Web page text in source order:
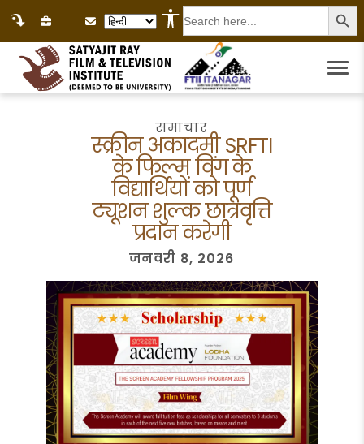
Language Selection
Search
for:
समाचार
स्क्रीन अकादमी SRFTI
के फिल्म विंग के
विद्यार्थियों को पूर्ण
ट्यूशन शुल्क छात्रवृत्ति
प्रदान करेगी
जनवरी 8, 2026